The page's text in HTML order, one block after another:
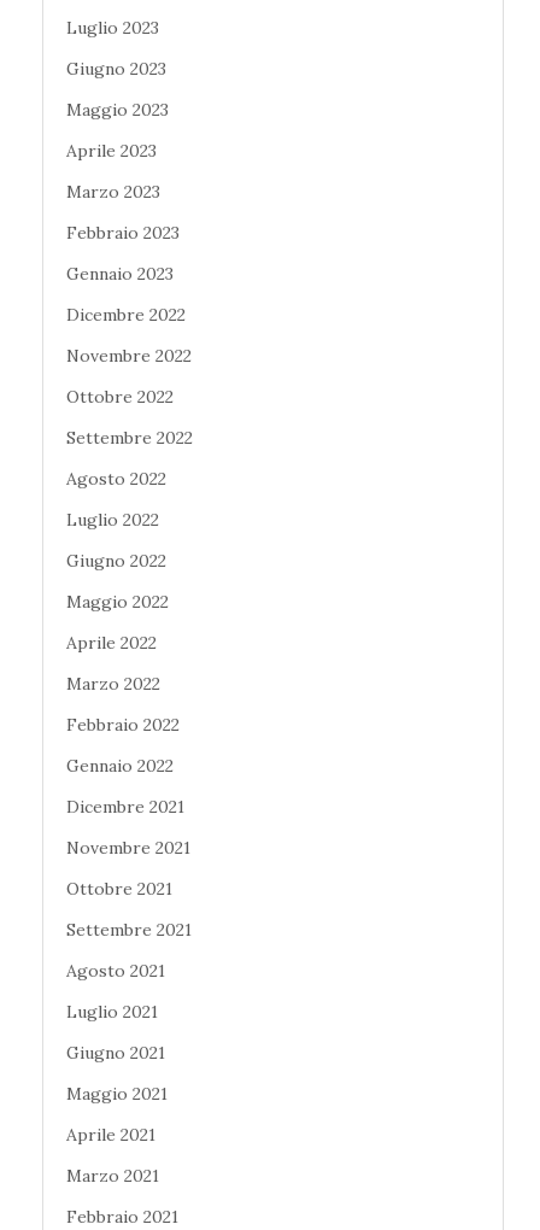
Luglio 2023
Giugno 2023
Maggio 2023
Aprile 2023
Marzo 2023
Febbraio 2023
Gennaio 2023
Dicembre 2022
Novembre 2022
Ottobre 2022
Settembre 2022
Agosto 2022
Luglio 2022
Giugno 2022
Maggio 2022
Aprile 2022
Marzo 2022
Febbraio 2022
Gennaio 2022
Dicembre 2021
Novembre 2021
Ottobre 2021
Settembre 2021
Agosto 2021
Luglio 2021
Giugno 2021
Maggio 2021
Aprile 2021
Marzo 2021
Febbraio 2021